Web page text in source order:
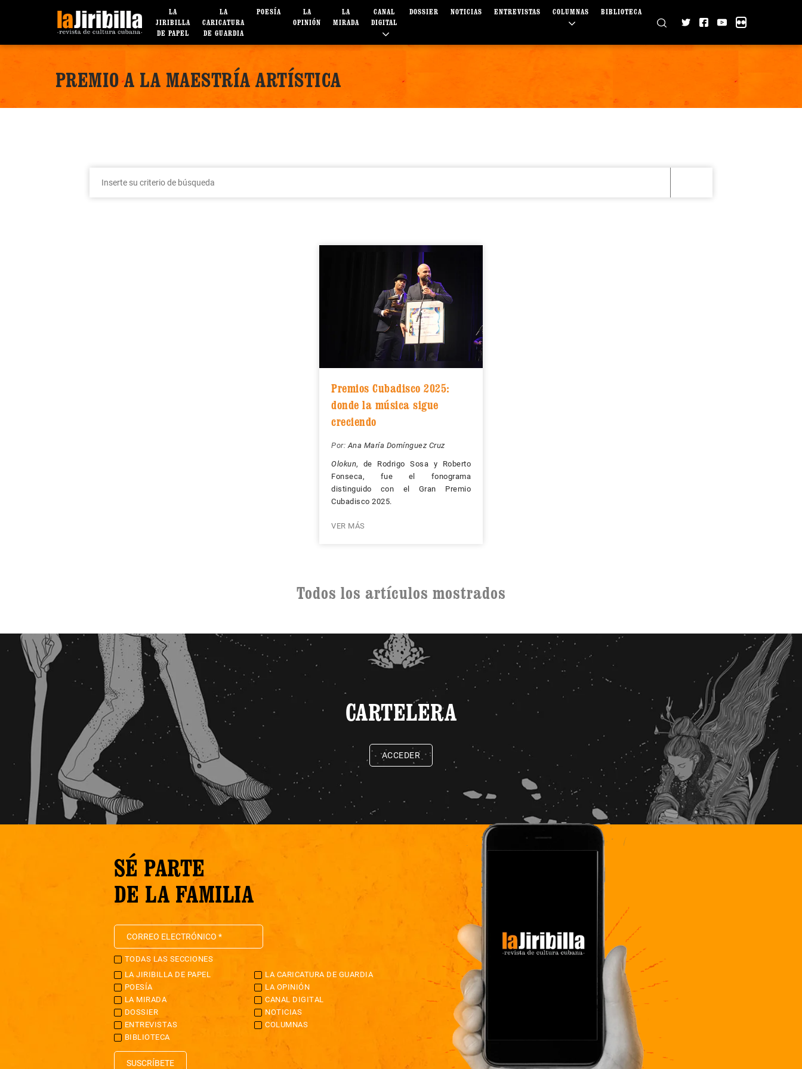
LA
JIRIBILLA
DE PAPEL
LA
CARICATURA
DE GUARDIA
POESÍA
LA
OPINIÓN
LA
MIRADA
CANAL
DIGITAL
DOSSIER NOTICIAS ENTREVISTAS COLUMNAS BIBLIOTECA
PREMIO A LA MAESTRÍA ARTÍSTICA
Premios Cubadisco 2025:
donde la música sigue
creciendo
Por:Ana María Domínguez Cruz
Olokun, de Rodrigo Sosa y Roberto
Fonseca, fue el fonograma
distinguido con el Gran Premio
Cubadisco 2025.
VER MÁS
Todos los artículos mostrados
CARTELERA
ACCEDER
SÉ PARTE
DE LA FAMILIA
TODAS LAS SECCIONES
LA JIRIBILLA DE PAPEL
LA CARICATURA DE GUARDIA
POESÍA
LA OPINIÓN
LA MIRADA
CANAL DIGITAL
DOSSIER
NOTICIAS
ENTREVISTAS
COLUMNAS
BIBLIOTECA
SUSCRÍBETE